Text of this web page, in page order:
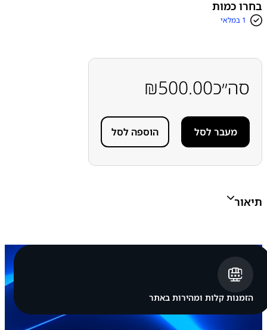
בחרו כמות
1 במלאי
סה״כ ₪500.00
מעבר לסל הוספה לסל
תיאור
הזמנות קלות ומהירות באתר